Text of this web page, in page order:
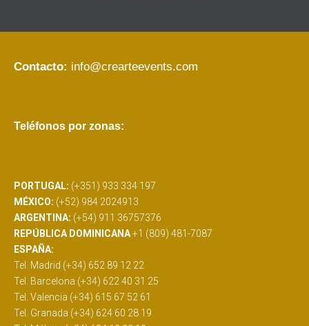
Contacto: info@crearteevents.com
Teléfonos por zonas:
PORTUGAL: (+351) 933 334 197
MÉXICO: (+52) 984 2024913
ARGENTINA: (+54) 911 36757376
REPÚBLICA DOMINICANA+1 (809) 481-7087
ESPAÑA:
Tel. Madrid (+34) 652 89 12 22
Tel. Barcelona (+34) 622 40 31 25
Tel. Valencia (+34) 615 67 52 61
Tel. Granada (+34) 624 60 28 19